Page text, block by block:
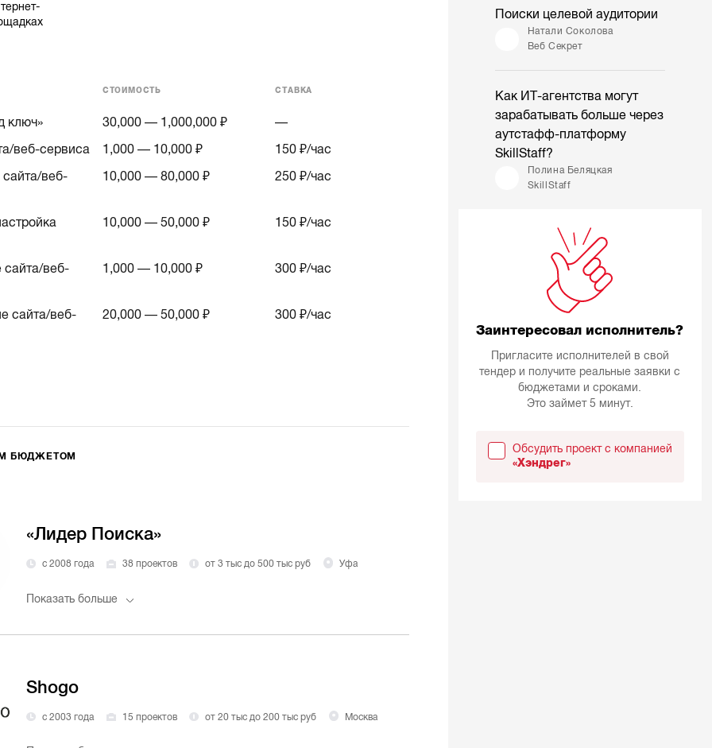
СТОИМОСТЬ СТАВКА
ключ» 30,000 — 1,000,000 ₽
—
веб-сервиса
1,000 — 10,000 ₽ 150 ₽/час
веб-
10,000 — 80,000 ₽ 250 ₽/час
10,000 — 50,000 ₽ 150 ₽/час
сайта/веб- 1,000 — 10,000 ₽ 300 ₽/час
сайта/веб- 20,000 — 50,000 ₽ 300 ₽/час
БЮДЖЕТОМ
«Лидер Поиска»
с 2008 года 38 проектов от 3 тыс до 500 тыс руб Уфа
Показать больше
Shogo
с 2003 года 15 проектов от 20 тыс до 200 тыс руб Москва
Поиски целевой аудитории
Натали Соколова
Веб Секрет
Как ИТ-агентства могут
зарабатывать больше через
аутстафф-платформу
SkillStaff?
Полина Беляцкая
SkillStaff
Заинтересовал исполнитель?
Пригласите исполнителей в свой
тендер и получите реальные заявки с
бюджетами и сроками.
Это займет 5 минут.
Обсудить проект с компанией
«Хэндрег»